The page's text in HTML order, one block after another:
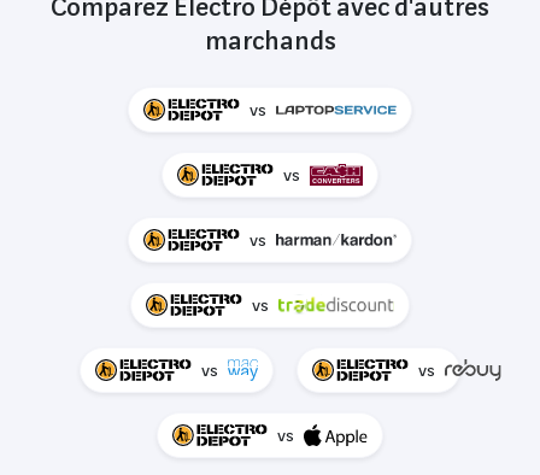
Comparez Electro Dépôt avec d'autres
marchands
vs
vs
vs
vs
vs vs
vs